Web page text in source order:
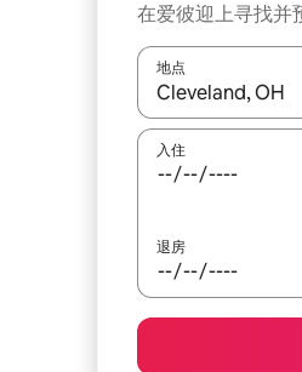
在爱彼迎上寻找并
地点
如有搜索结果，请
入住
退房